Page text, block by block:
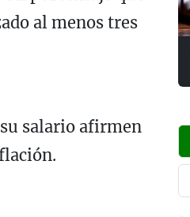
al menos tres
salario afirmen